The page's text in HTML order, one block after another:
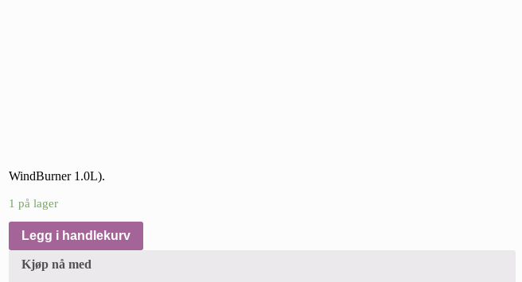
WindBurner 1.0L).
1 på lager
Legg i handlekurv
Kjøp nå med